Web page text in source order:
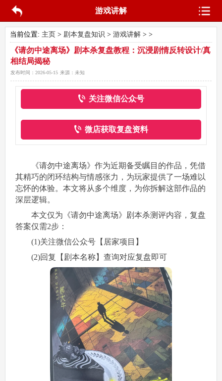
游戏讲解
当前位置: 主页 > 剧本复盘知识 > 游戏讲解> >
《请勿中途离场》剧本杀复盘教程：沉浸剧情反转设计/真
相结局揭秘
发布时间： 2026-05-15 来源： 未知
关注微信公众号
微店获取复盘资料
《请勿中途离场》作为近期备受瞩目的作品，凭借
其精巧的闭环结构与情感张力，为玩家提供了一场难以
忘怀的体验。本文将从多个维度，为你拆解这部作品的
深层逻辑。
本文仅为《请勿中途离场》剧本杀测评内容，复盘
答案仅需2步：
(1)关注微信公众号【居家项目】
(2)回复【剧本名称】查询对应复盘即可